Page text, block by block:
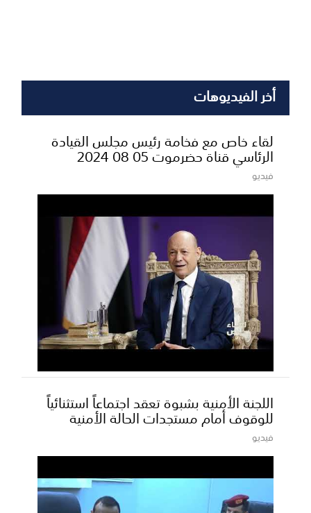
أخر الفيديوهات
لقاء خاص مع فخامة رئيس مجلس القيادة
الرئاسي قناة حضرموت 05 08 2024
فيديو
اللجنة الأمنية بشبوة تعقد اجتماعاً استثنائياً
للوقوف أمام مستجدات الحالة الأمنية
فيديو